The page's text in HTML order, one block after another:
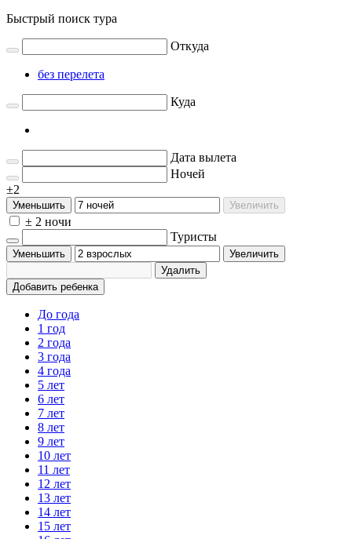
Быстрый поиск тура
Откуда
без перелета
Куда
Дата вылета
Ночей
±2
Уменьшить Увеличить
± 2 ночи
Туристы
Уменьшить
Увеличить
Удалить
Добавить ребенка
До года
1 год
2 года
3 года
4 года
5 лет
6 лет
7 лет
8 лет
9 лет
10 лет
11 лет
12 лет
13 лет
14 лет
15 лет